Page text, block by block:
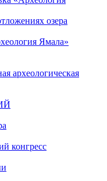
озера
Ямала»
археологическая
конгресс